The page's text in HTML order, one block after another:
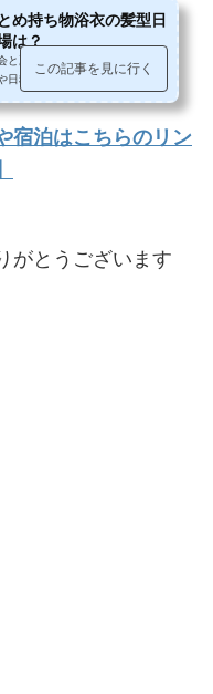
め持ち物浴衣の髪型日
は？
夏祭りの記事をまとめてみま
日程最寄り駅アクセス屋台の有
この記事を見に行く
宿泊はこちらのリン
がとうございます